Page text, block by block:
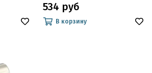
534 руб
В корзину